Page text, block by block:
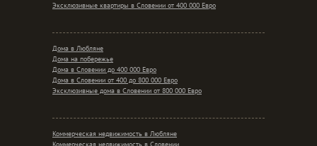
Эксклюзивные квартиры в Словении от 400 000 Евро
Дома в Любляне
Дома на побережье
Дома в Словении до 400 000 Евро
Дома в Словении от 400 до 800 000 Евро
Эксклюзивные дома в Словении от 800 000 Евро
Коммерческая недвижимость в Любляне